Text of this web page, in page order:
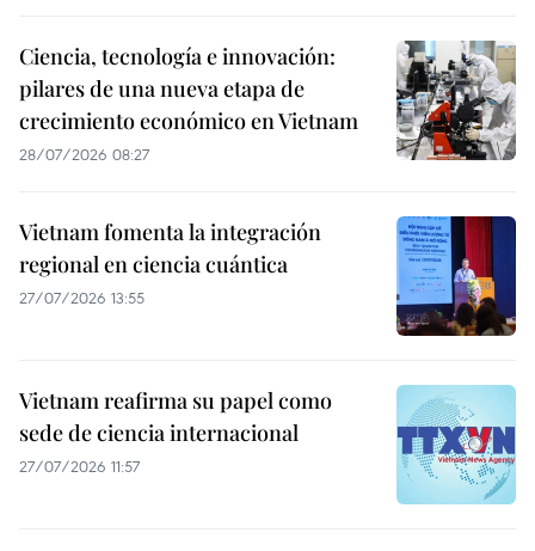
Ciencia, tecnología e innovación:
pilares de una nueva etapa de
crecimiento económico en Vietnam
28/07/2026 08:27
Vietnam fomenta la integración
regional en ciencia cuántica
27/07/2026 13:55
Vietnam reafirma su papel como
sede de ciencia internacional
27/07/2026 11:57